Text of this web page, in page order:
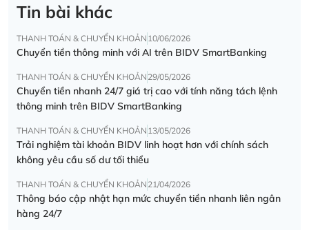
Tin bài khác
THANH TOÁN & CHUYỂN KHOẢN 10/06/2026
Chuyển tiền thông minh với AI trên BIDV SmartBanking
THANH TOÁN & CHUYỂN KHOẢN 29/05/2026
Chuyển tiền nhanh 24/7 giá trị cao với tính năng tách lệnh
thông minh trên BIDV SmartBanking
THANH TOÁN & CHUYỂN KHOẢN 13/05/2026
Trải nghiệm tài khoản BIDV linh hoạt hơn với chính sách
không yêu cầu số dư tối thiểu
THANH TOÁN & CHUYỂN KHOẢN 21/04/2026
Thông báo cập nhật hạn mức chuyển tiền nhanh liên ngân
hàng 24/7